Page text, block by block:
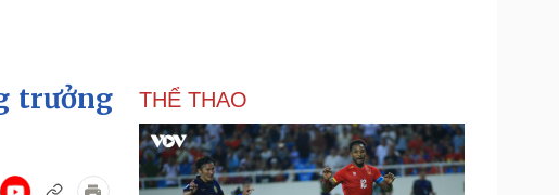
Giá cà phê
Doanh nghiệp
Công nghệ
trưởng
THỂ THAO